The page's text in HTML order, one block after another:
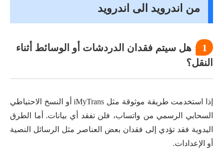
من اندرويد الى اندرويد
1
هل سيتم فقدان الدردشات أو الوسائط أثناء
النقل؟
إذا استخدمت طريقة موثوقة مثل iMyTrans أو النسخ الاحتياطي
السحابي الرسمي من واتساب، فلن تفقد أي بيانات. أما الطرق
اليدوية فقد تؤدي إلى فقدان بعض العناصر مثل الرسائل النصية
أو الإعدادات.